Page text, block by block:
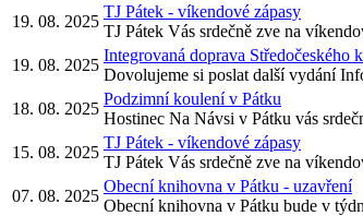
19. 08. 2025
TJ Pátek - víkendové zápasy
TJ Pátek Vás srdečně zve na
19. 08. 2025
Integrovaná doprava Středočeského
Dovolujeme si poslat další vydání
18. 08. 2025
Podzimní koulení v Pátku
Hostinec Na Návsi v Pátku vás
15. 08. 2025
TJ Pátek - víkendové zápasy
TJ Pátek Vás srdečně zve na
07. 08. 2025
Obecní knihovna v Pátku - uzavření
Obecní knihovna v Pátku bude v